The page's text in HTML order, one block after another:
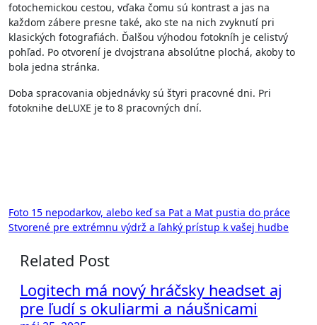
fotochemickou cestou, vďaka čomu sú kontrast a jas na
každom zábere presne také, ako ste na nich zvyknutí pri
klasických fotografiách. Ďalšou výhodou fotokníh je celistvý
pohľad. Po otvorení je dvojstrana absolútne plochá, akoby to
bola jedna stránka.
Doba spracovania objednávky sú štyri pracovné dni. Pri
fotoknihe deLUXE je to 8 pracovných dní.
Navigácia
v
článku
Foto 15 nepodarkov, alebo keď sa Pat a Mat pustia do práce
Stvorené pre extrémnu výdrž a ľahký prístup k vašej hudbe
Related Post
Logitech má nový hráčsky headset aj
pre ľudí s okuliarmi a náušnicami